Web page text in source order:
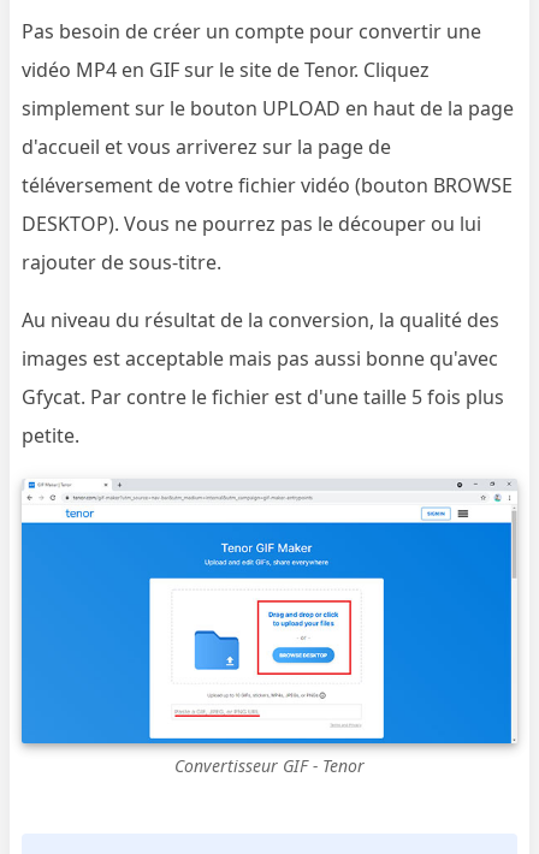
Pas besoin de créer un compte pour convertir une
vidéo MP4 en GIF sur le site de Tenor. Cliquez
simplement sur le bouton UPLOAD en haut de la page
d'accueil et vous arriverez sur la page de
téléversement de votre fichier vidéo (bouton BROWSE
DESKTOP). Vous ne pourrez pas le découper ou lui
rajouter de sous-titre.
Au niveau du résultat de la conversion, la qualité des
images est acceptable mais pas aussi bonne qu'avec
Gfycat. Par contre le fichier est d'une taille 5 fois plus
petite.
Convertisseur GIF - Tenor